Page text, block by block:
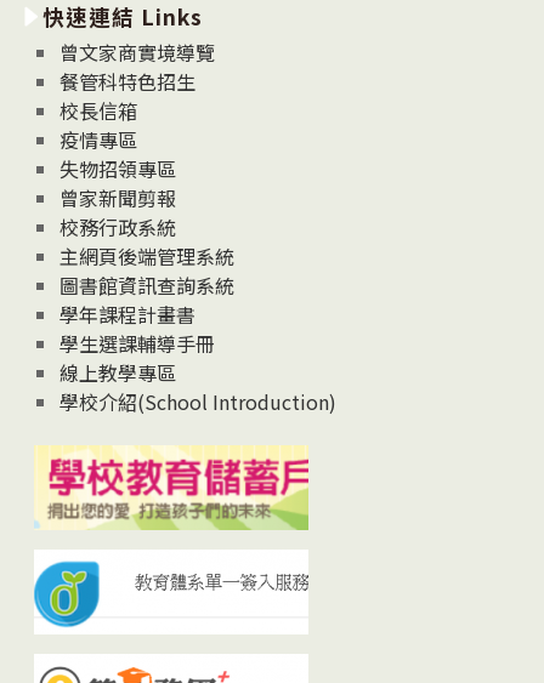
消
息
News
快速連結 Links
曾文家商實境導覽
餐管科特色招生
校長信箱
疫情專區
失物招領專區
曾家新聞剪報
校務行政系統
主網頁後端管理系統
圖書館資訊查詢系統
學年課程計畫書
學生選課輔導手冊
線上教學專區
學校介紹(School Introduction)